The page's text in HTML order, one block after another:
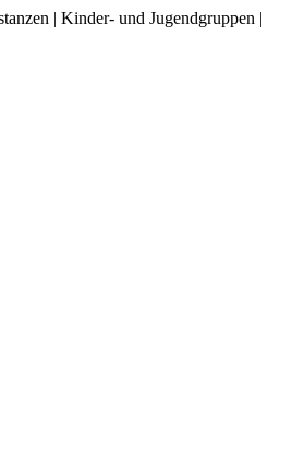
| Kinder- und Jugendgruppen |